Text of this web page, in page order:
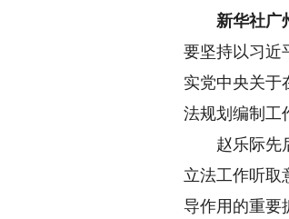
新华社广
要坚持以习近
实党中央关于
法规划编制工
赵乐际先后
立法工作听取
导作用的重要